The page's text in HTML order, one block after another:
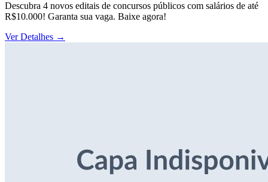
Descubra 4 novos editais de concursos públicos com salários de até
R$10.000! Garanta sua vaga. Baixe agora!
Ver Detalhes →